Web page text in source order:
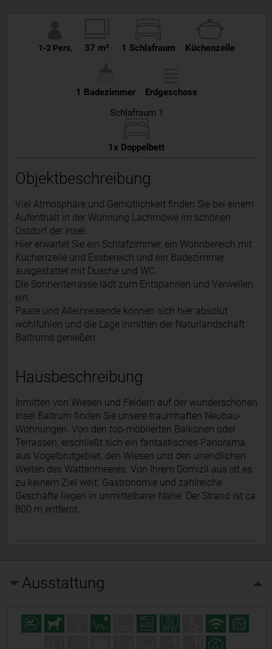
1-2 Pers. 37 m² 1 Schlafraum Küchenzeile
1 Badezimmer
Erdgeschoss
Schlafraum 1
1x Doppelbett
Objektbeschreibung
Viel Atmosphäre und Gemütlichkeit finden Sie bei einem
Aufenthalt in der Wohnung Lachmöwe im schönen
Ostdorf der Insel.
Hier erwartet Sie ein Schlafzimmer, ein Wohnbereich mit
Küchenzeile und Essbereich und ein Badezimmer
ausgestattet mit Dusche und WC.
Die Sonnenterrasse lädt zum Entspannen und Verweilen
ein.
Paare und Alleinreisende können sich hier absolut
wohlfühlen und die Lage inmitten der Naturlandschaft
Baltrums genießen.
Hausbeschreibung
Inmitten von Wiesen und Feldern auf der wunderschönen
Insel Baltrum finden Sie unsere traumhaften Neubau-
Wohnungen. Von den top-möblierten Balkonen oder
Terrassen, erschließt sich ein fantastisches Panorama
aus Vogelbrutgebiet, den Wiesen und den unendlichen
Weiten des Wattenmeeres. Von Ihrem Domizil aus ist es
zu keinem Ziel weit. Gastronomie und zahlreiche
Geschäfte liegen in unmittelbarer Nähe. Der Strand ist ca.
800 m entfernt.
Ausstattung